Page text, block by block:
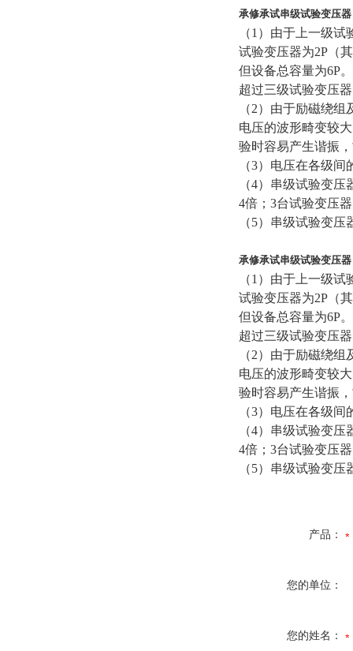
承修承试串级试验变压器
（1）由于上一级
试验变压器为2P（
但设备总容量为6P
超过三级试验变压
（2）由于励磁绕
电压的波形畸变较
验时容易产生谐振
（3）电压在各级
（4）串级试验变
4倍；3台试验变压
（5）串级试验变
承修承试串级试验变压器
（1）由于上一级
试验变压器为2P（
但设备总容量为6P
超过三级试验变压
（2）由于励磁绕
电压的波形畸变较
验时容易产生谐振
（3）电压在各级
（4）串级试验变
4倍；3台试验变压
（5）串级试验变
产品：
您的单位：
您的姓名：